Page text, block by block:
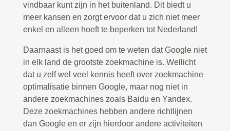
vindbaar kunt zijn in het buitenland. Dit biedt u
meer kansen en zorgt ervoor dat u zich niet meer
enkel en alleen hoeft te beperken tot Nederland!
Daarnaast is het goed om te weten dat Google niet
in elk land de grootste zoekmachine is. Wellicht
dat u zelf wel veel kennis heeft over zoekmachine
optimalisatie binnen Google, maar nog niet in
andere zoekmachines zoals Baidu en Yandex.
Deze zoekmachines hebben andere richtlijnen
dan Google en er zijn hierdoor andere activiteiten